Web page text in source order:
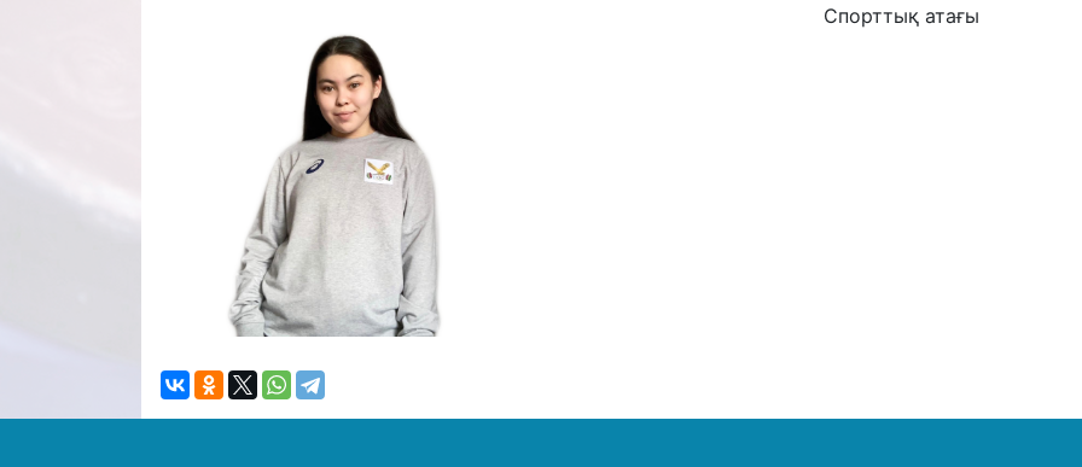
Спорттық атағы